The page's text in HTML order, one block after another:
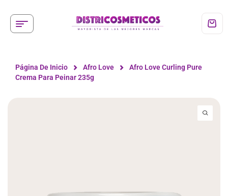
Página De Inicio Afro Love
Afro Love Curling Pure
Crema Para Peinar 235g